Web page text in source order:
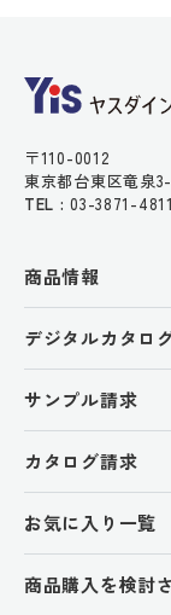
〒110-0012
東京都台東区竜泉
TEL : 03-3871-
商品情報
デジタルカタロ
サンプル請求
カタログ請求
お気に入り一覧
商品購入を検討